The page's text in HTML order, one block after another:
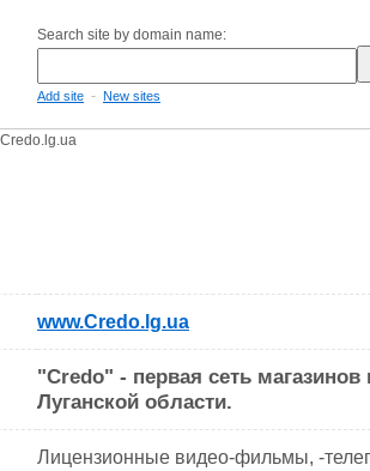
Search site by domain name:
Add site - New sites
www.Credo.lg.ua
"Credo" - первая сеть
Луганской области.
Лицензионные видео-фильмы, -